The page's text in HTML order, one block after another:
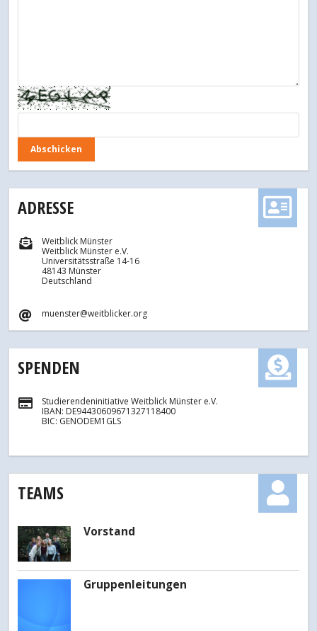
ADRESSE
Weitblick Münster
Weitblick Münster e.V.
Universitätsstraße 14-16
48143 Münster
Deutschland
muenster@weitblicker.org
SPENDEN
Studierendeninitiative Weitblick Münster e.V.
IBAN: DE94430609671327118400
BIC: GENODEM1GLS
TEAMS
Vorstand
Gruppenleitungen